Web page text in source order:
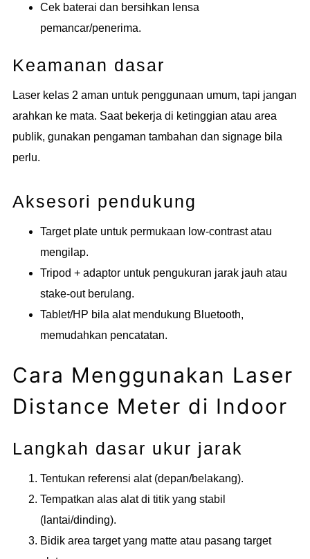
Cek baterai dan bersihkan lensa
pemancar/penerima.
Keamanan dasar
Laser kelas 2 aman untuk penggunaan umum, tapi jangan
arahkan ke mata. Saat bekerja di ketinggian atau area
publik, gunakan pengaman tambahan dan signage bila
perlu.
Aksesori pendukung
Target plate untuk permukaan low-contrast atau
mengilap.
Tripod + adaptor untuk pengukuran jarak jauh atau
stake-out berulang.
Tablet/HP bila alat mendukung Bluetooth,
memudahkan pencatatan.
Cara Menggunakan Laser
Distance Meter di Indoor
Langkah dasar ukur jarak
Tentukan referensi alat (depan/belakang).
Tempatkan alas alat di titik yang stabil
(lantai/dinding).
Bidik area target yang matte atau pasang target